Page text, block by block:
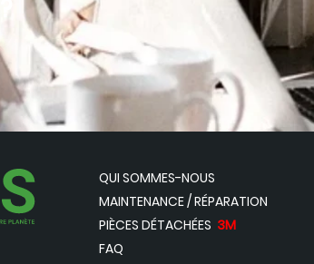
QUI SOMMES-NOUS
MAINTENANCE / RÉPARATION
PIÈCES DÉTACHÉES 3M
FAQ